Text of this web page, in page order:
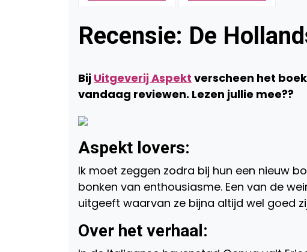
Recensie: De
Bij Uitgeverij Aspekt verscheen het boek
vandaag reviewen. Lezen jullie mee??
Aspekt lovers:
Ik moet zeggen zodra bij hun een nieuw
bonken van enthousiasme. Een van de
uitgeeft waarvan ze bijna altijd wel goed
Over het verhaal: